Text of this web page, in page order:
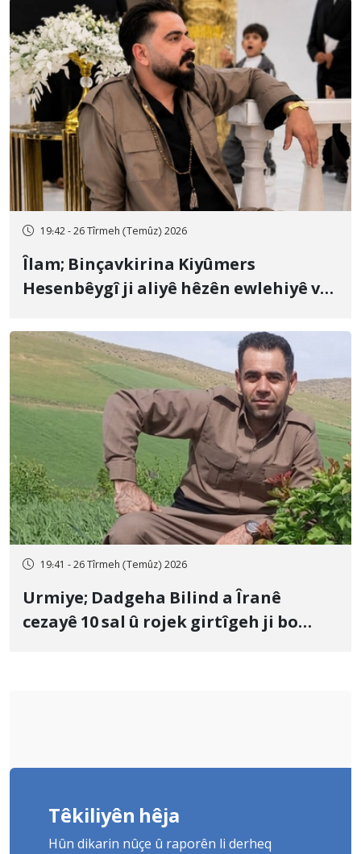
19:42 - 26 Tîrmeh (Temûz) 2026
Îlam; Binçavkirina Kiyûmers
Hesenbêygî ji aliyê hêzên ewlehiyê ve
19:41 - 26 Tîrmeh (Temûz) 2026
Urmiye; Dadgeha Bilind a Îranê
cezayê 10 sal û rojek girtîgeh ji bo
Têkiliyên hêja
Hûn dikarin nûçe û raporên li derheq